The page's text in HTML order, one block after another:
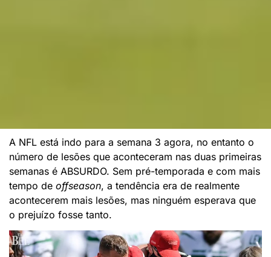
A NFL está indo para a semana 3 agora, no entanto o
número de lesões que aconteceram nas duas primeiras
semanas é ABSURDO. Sem pré-temporada e com mais
tempo de offseason, a tendência era de realmente
acontecerem mais lesões, mas ninguém esperava que
o prejuízo fosse tanto.